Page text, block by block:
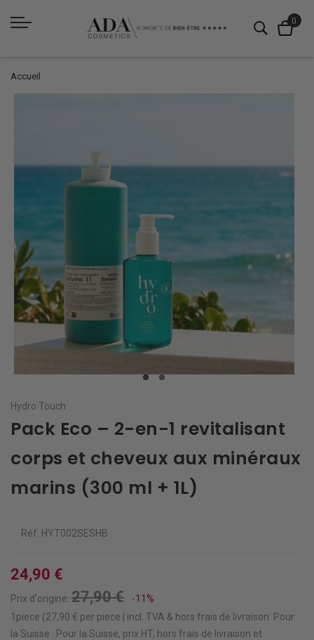
Accueil
Hydro Touch
Pack Eco – 2-en-1 revitalisant
corps et cheveux aux minéraux
marins (300 ml + 1L)
Réf. HYT002SESHB
24,90 €
Prix d'origine: 27,90 €
-11%
1piece (27,90 € per piece | incl. TVA & hors frais de livraison Pour
la Suisse : Pour la Suisse, prix HT, hors frais de livraison et